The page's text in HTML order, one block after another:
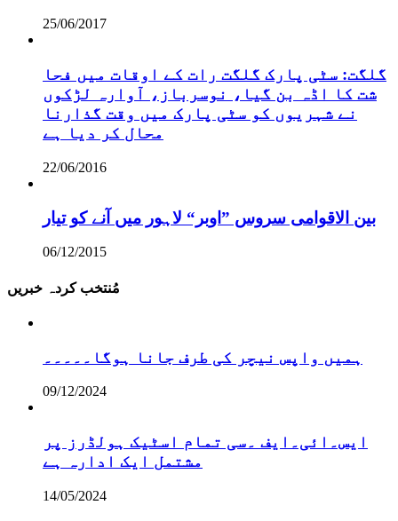
25/06/2017
گلگت: سٹی پارک گلگت رات کے اوقات میں فحا
شت کا اڈہ بن گیا، نوسرباز، آوارہ لڑکوں
نے شہریوں کو سٹی پارک میں وقت گذارنا
محال کر دیا ہے
22/06/2016
بین الاقوامی سروس ”اوبر“ لاہور میں آنے کو تیار
06/12/2015
مُنتخب کردہ خبریں
ہمیں واپس نیچر کی طرف جانا ہوگا۔۔۔۔۔
09/12/2024
ایس۔ائی۔ایف ۔سی تمام اسٹیک ہولڈرز پر
مشتمل ایک ادارہ ہے
14/05/2024